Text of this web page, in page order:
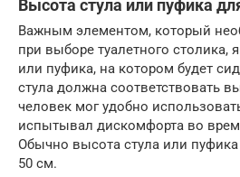
Высота стула или пуфика
Важным элементом, который
при выборе туалетного столика,
или пуфика, на котором будет
стула должна соответствовать
человек мог удобно
испытывал дискомфорта во
Обычно высота стула или пуфика
50 см.